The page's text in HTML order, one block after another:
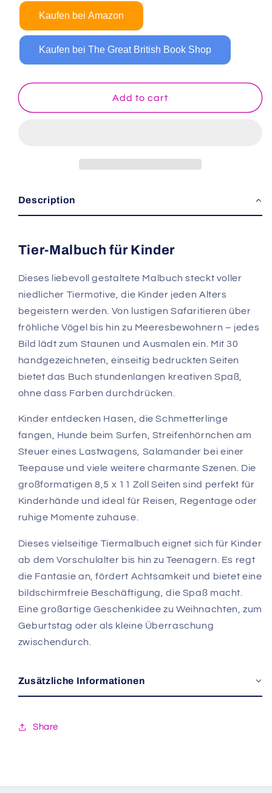
Malbuch
Tiere:
Malbuch
von
8,
Malbuch
Tiere:
Malbuch
von
8,
Kaufen bei Amazon
Kaufen bei The Great British Book Shop
Add to cart
Description
Tier-Malbuch für Kinder
Dieses liebevoll gestaltete Malbuch steckt voller
niedlicher Tiermotive, die Kinder jeden Alters
begeistern werden. Von lustigen Safaritieren über
fröhliche Vögel bis hin zu Meeresbewohnern – jedes
Bild lädt zum Staunen und Ausmalen ein. Mit 30
handgezeichneten, einseitig bedruckten Seiten
bietet das Buch stundenlangen kreativen Spaß,
ohne dass Farben durchdrücken.
Kinder entdecken Hasen, die Schmetterlinge
fangen, Hunde beim Surfen, Streifenhörnchen am
Steuer eines Lastwagens, Salamander bei einer
Teepause und viele weitere charmante Szenen. Die
großformatigen 8,5 x 11 Zoll Seiten sind perfekt für
Kinderhände und ideal für Reisen, Regentage oder
ruhige Momente zuhause.
Dieses vielseitige Tiermalbuch eignet sich für Kinder
ab dem Vorschulalter bis hin zu Teenagern. Es regt
die Fantasie an, fördert Achtsamkeit und bietet eine
bildschirmfreie Beschäftigung, die Spaß macht.
Eine großartige Geschenkidee zu Weihnachten, zum
Geburtstag oder als kleine Überraschung
zwischendurch.
Zusätzliche Informationen
Share